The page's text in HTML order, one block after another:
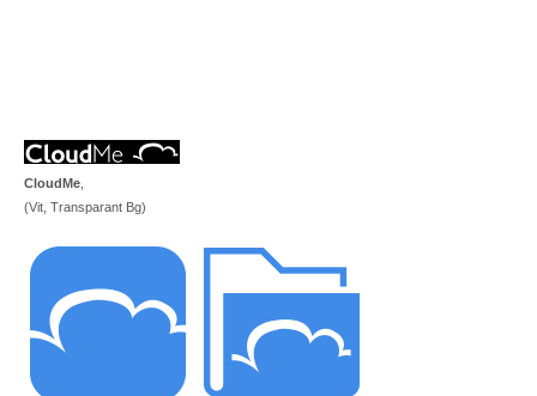
CloudMe
(Vit, Transparant Bg)